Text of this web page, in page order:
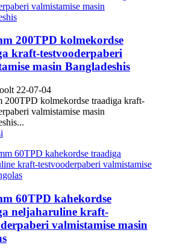
200TPD kolmekordse
kraft-testvooderpaberi
masin Bangladeshis
22-07-04
200TPD kolmekordse traadiga kraft-
valmistamise masin
60TPD kahekordse
neljaharuline kraft-
valmistamise masin